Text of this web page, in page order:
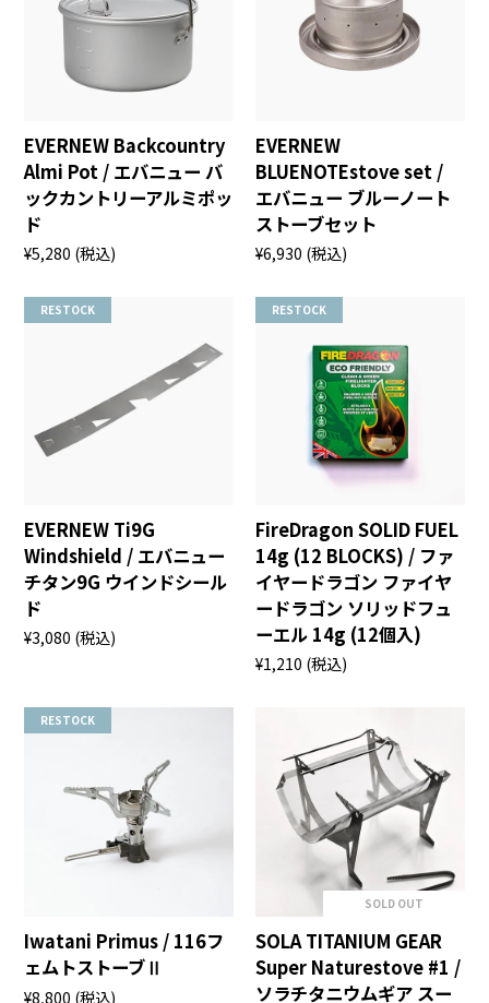
EVERNEW Backcountry
Almi Pot / エバニュー バ
ックカントリーアルミポッ
ド
¥5,280 (税込)
EVERNEW
BLUENOTEstove set /
エバニュー ブルーノート
ストーブセット
¥6,930 (税込)
RESTOCK
EVERNEW Ti9G
Windshield / エバニュー
チタン9G ウインドシール
ド
¥3,080 (税込)
RESTOCK
FireDragon SOLID FUEL
14g (12 BLOCKS) / ファ
イヤードラゴン ファイヤ
ードラゴン ソリッドフュ
ーエル 14g (12個入)
¥1,210 (税込)
RESTOCK
Iwatani Primus / 116フ
ェムトストーブⅡ
¥8,800 (税込)
SOLD OUT
SOLA TITANIUM GEAR
Super Naturestove #1 /
ソラチタニウムギア スー